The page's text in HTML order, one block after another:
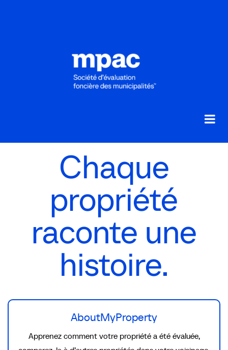
Chaque
propriété
raconte une
histoire.
AboutMyProperty
Apprenez comment votre propriété a été évaluée,